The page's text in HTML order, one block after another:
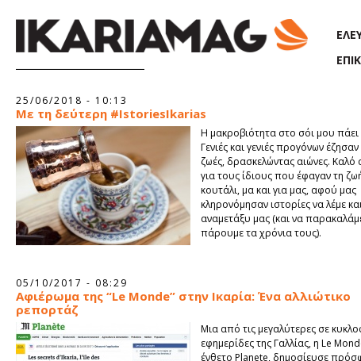
25/06/2018 - 10:13
Με τη δεύτερη #IstoriesIkarias
Η μακροβιότητα στο σόι μου
Γενιές και γενιές προγόνων
ζωές, δρασκελώντας αιώνες. Καλό
για τους ίδιους που έφαγαν τη
κουτάλι, μα και για μας, αφού μας
κληρονόμησαν ιστορίες να λέμε
αναμετάξυ μας (και να
πάρουμε τα χρόνια τους).
05/10/2017 - 08:29
Αφιέρωμα της “Le Monde” στην Ικαρία: Ένα αλλιώτικο
ρεπορτάζ
Μια από τις μεγαλύτερες σε
εφημερίδες της Γαλλίας, η Le
ένθετο Planete, δημοσίευσε